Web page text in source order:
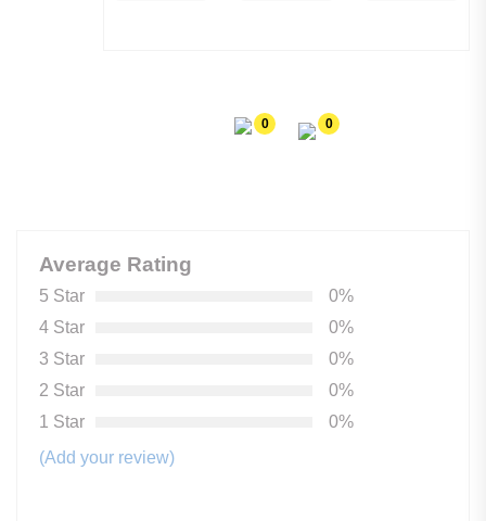
0 0
Average Rating
5 Star
0%
4 Star
0%
3 Star
0%
2 Star
0%
1 Star
0%
(Add your review)